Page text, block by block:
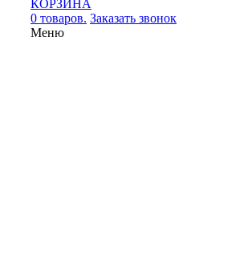
КОРЗИНА
0 товаров. Заказать звонок
Меню